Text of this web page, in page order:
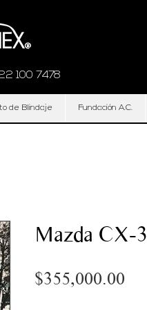
100 7478
de Blindaje Fundación A.C.
Mazda CX-
$355,000.00